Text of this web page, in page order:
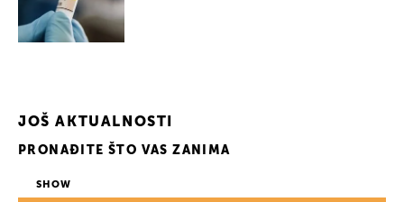
JOŠ AKTUALNOSTI
PRONAĐITE ŠTO VAS ZANIMA
SHOW